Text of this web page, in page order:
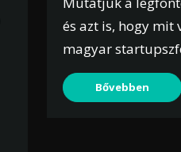
és azt is, hogy mit
magyar
Bővebben